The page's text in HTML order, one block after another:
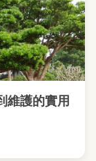
維護的實用